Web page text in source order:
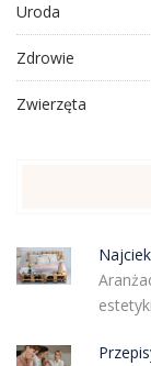
Uroda
Zdrowie
Zwierzęta